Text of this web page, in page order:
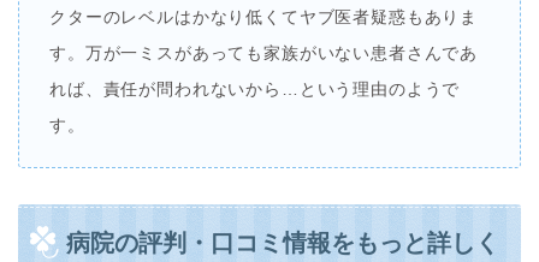
クターのレベルはかなり低くてヤブ医者疑惑もありま
す。万が一ミスがあっても家族がいない患者さんであ
れば、責任が問われないから…という理由のようで
す。
病院の評判・口コミ情報をもっと詳しく